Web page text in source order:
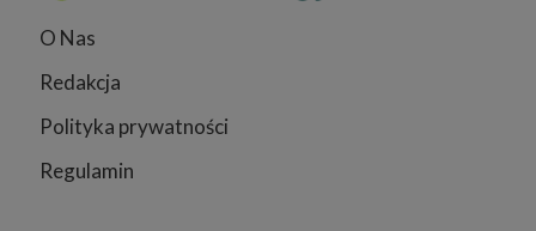
O Nas
Redakcja
Polityka prywatności
Regulamin